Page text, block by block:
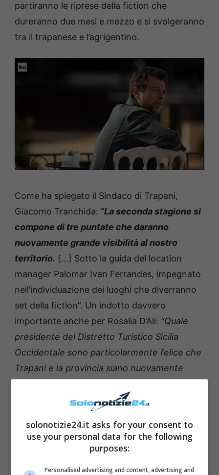
partiranno le riprese della fiction che
dureranno due mesi e mezzo e si svolgeranno
tra il trapanese e l’agrigentino.
Come ha spiegato il Sindaco di Trapani,
Giacomo Tranchida: “La seconda stagione si
compone di tre puntate che daranno
nuovamente grande visibilità al nostro
territorio. […] Sotto la guida del location
manager Palomar Ivan Ferrandes, impegnato
nell’individuazione dei luoghi che diverranno
set della fiction”. Un indotto davvero
importante anche per Rosalia D’Ali: “Quale
presidente del Distretto Turistico Sicilia
Occidentale sono particolarmente felice che
Trapani e la provincia siano nuovamente
West of Sicily non è solo una
brand in grado di attirare investimenti,
attenzioni e curiosità in Italia e non solo”.
solonotizie24.it asks for your consent to
use your personal data for the following
purposes:
Personalised advertising and content, advertising and